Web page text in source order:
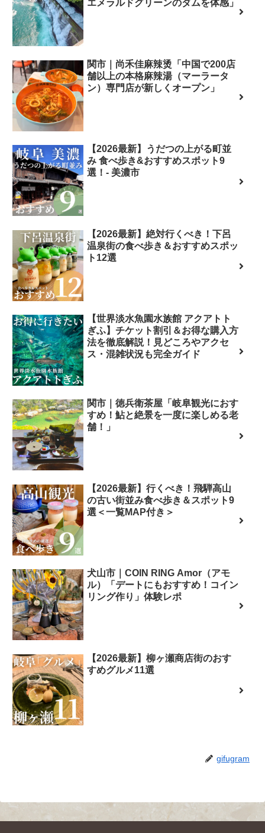
エメラルドグリーンのダムを体感」
関市｜尚禾佳麻辣烫「中国で200店
舗以上の本格麻辣湯（マーラータ
ン）専門店が新しくオープン」
【2026最新】うだつの上がる町並
み 食べ歩き&おすすめスポット9
選！- 美濃市
【2026最新】絶対行くべき！下呂
温泉街の食べ歩き＆おすすめスポッ
ト12選
【世界淡水魚園水族館 アクアトト
ぎふ】チケット割引＆お得な購入方
法を徹底解説！見どころやアクセ
ス・混雑状況も完全ガイド
関市｜徳兵衛茶屋「岐阜観光におす
すめ！鮎と絶景を一度に楽しめる老
舗！」
【2026最新】行くべき！飛騨高山
の古い街並み食べ歩き＆スポット9
選＜一覧MAP付き＞
犬山市｜COIN RING Amor（アモ
ル）「デートにもおすすめ！コイン
リング作り」体験レポ
【2026最新】柳ヶ瀬商店街のおす
すめグルメ11選
gifugram